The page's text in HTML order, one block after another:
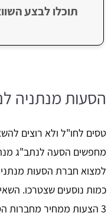
תוכלו לבצע
הסעות מנתניה
טסים לחו"ל ולא רוצים
מחפשים הסעה לנתב"ג
למצוא חברת הסעות
כמות נוסעים שצטרכו.
3 הצעות ממחיר מחברות